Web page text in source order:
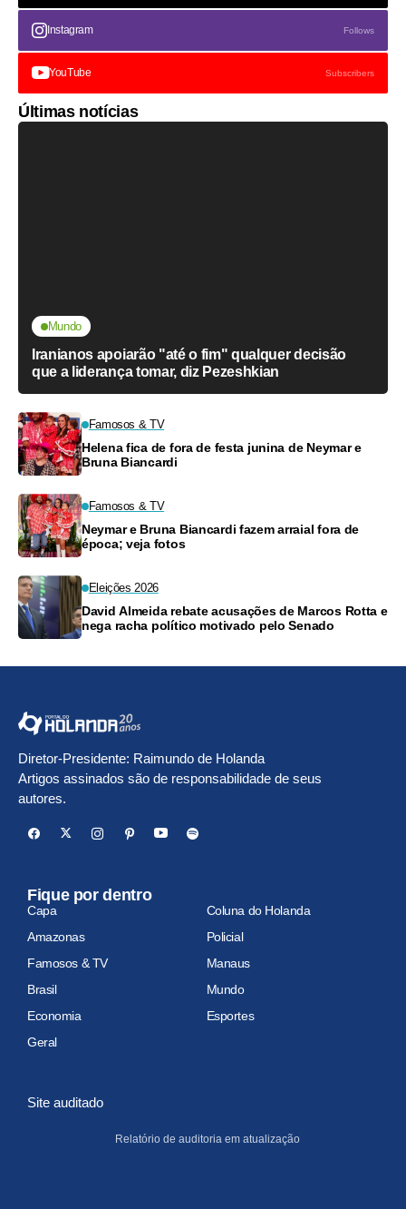
Instagram Follows
YouTube Subscribers
Últimas notícias
Mundo
Iranianos apoiarão "até o fim" qualquer decisão
que a liderança tomar, diz Pezeshkian
Famosos & TV
Helena fica de fora de festa junina de Neymar e
Bruna Biancardi
Famosos & TV
Neymar e Bruna Biancardi fazem arraial fora de
época; veja fotos
Eleições 2026
David Almeida rebate acusações de Marcos Rotta e
nega racha político motivado pelo Senado
Diretor-Presidente: Raimundo de Holanda
Artigos assinados são de responsabilidade de seus
autores.
Fique por dentro
Capa
Coluna do Holanda
Amazonas
Policial
Famosos & TV
Manaus
Brasil
Mundo
Economia
Esportes
Geral
Site auditado
Relatório de auditoria em atualização